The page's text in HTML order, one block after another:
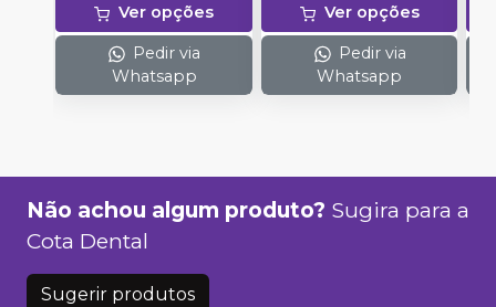
Ver opções
Pedir via
Whatsapp
Ver opções
Pedir via
Whatsapp
Não achou algum produto? Sugira para a
Cota Dental
Sugerir produtos